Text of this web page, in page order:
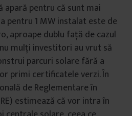
pentru că sunt mai
pentru 1 MW instalat este de
aproape dublu faţă de cazul
mulţi investitori au vrut să
parcuri solare fără a
primi certificatele verzi. În
de Reglementare în
estimează că vor intra în